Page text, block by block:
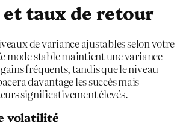
et taux de retour
de variance ajustables selon votre
mode stable maintient une variance
fréquents, tandis que le niveau
davantage les succès mais
significativement élevés.
volatilité